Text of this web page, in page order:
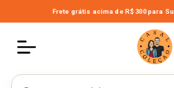
Frete grátis acima de R$ 300para